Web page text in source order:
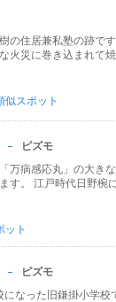
の住居兼私塾の跡で
災に巻き込まれて焼
似スポット
ピズモ
万病感応丸」の大き
す。 江戸時代日野椀
ット
ピズモ
なった旧鎌掛小学